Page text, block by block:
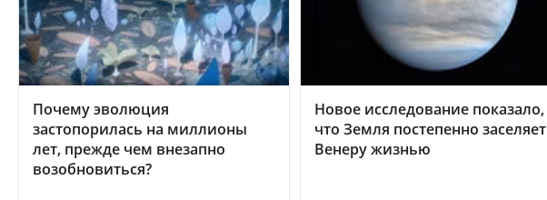
Почему эволюция
застопорилась на миллионы
лет, прежде чем внезапно
возобновиться?
Новое исследование показало,
что Земля постепенно заселяет
Венеру жизнью